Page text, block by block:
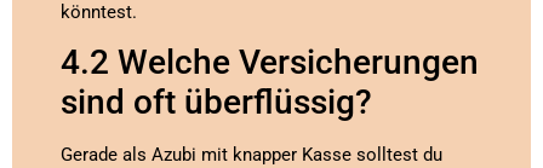
könntest.
4.2 Welche Versicherungen
sind oft überflüssig?
Gerade als Azubi mit knapper Kasse solltest du